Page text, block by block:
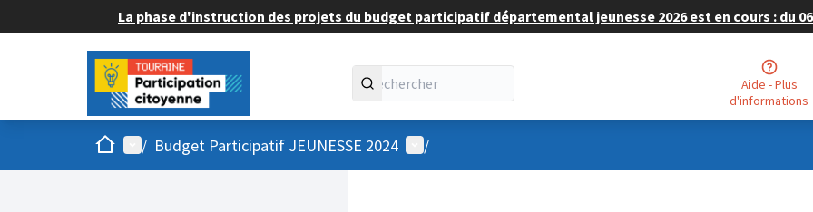
La phase d'instruction des projets du budget participatif départemental jeunesse 2026 est en cours : du
Aide - Plus
d'informations
AccueilMenu principal
/ Budget Participatif JEUNESSE 2024 Menu utilisateur
/